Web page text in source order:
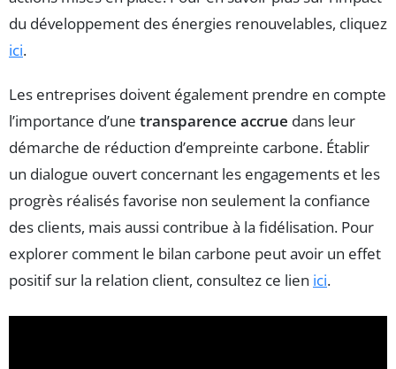
du développement des énergies renouvelables, cliquez
ici.
Les entreprises doivent également prendre en compte
l’importance d’une transparence accrue dans leur
démarche de réduction d’empreinte carbone. Établir
un dialogue ouvert concernant les engagements et les
progrès réalisés favorise non seulement la confiance
des clients, mais aussi contribue à la fidélisation. Pour
explorer comment le bilan carbone peut avoir un effet
positif sur la relation client, consultez ce lien ici.